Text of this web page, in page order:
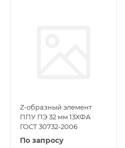
Z-образный элемент
ППУ ПЭ 32 мм 13ХФА
ГОСТ 30732-2006
По запросу